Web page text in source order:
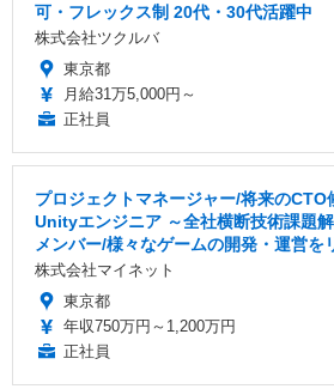
可・フレックス制 20代・30代活躍中
株式会社ツクルバ
東京都
月給31万5,000円～
正社員
プロジェクトマネージャー/将来のCTO
Unityエンジニア ～全社横断技術課題
メンバー/様々なゲームの開発・運営を
株式会社マイネット
東京都
年収750万円～1,200万円
正社員